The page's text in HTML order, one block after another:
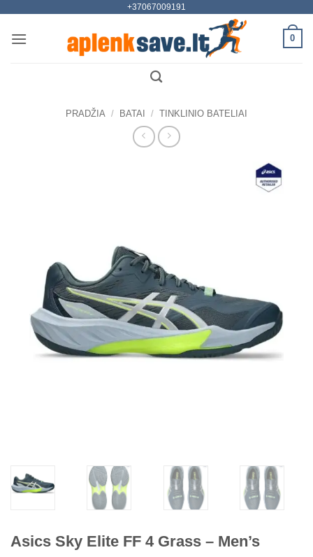
content
+37067009191
0
PRADŽIA / BATAI / TINKLINIO BATELIAI
Asics Sky Elite FF 4 Grass – Men’s